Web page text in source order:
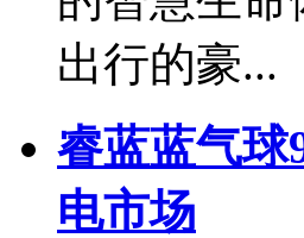
出行的豪...
睿蓝蓝气球
电市场